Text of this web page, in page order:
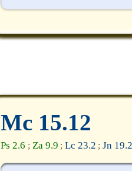
Mc 15.12
Ps 2.6 ; Za 9.9 ; Lc 23.2 ;Jn